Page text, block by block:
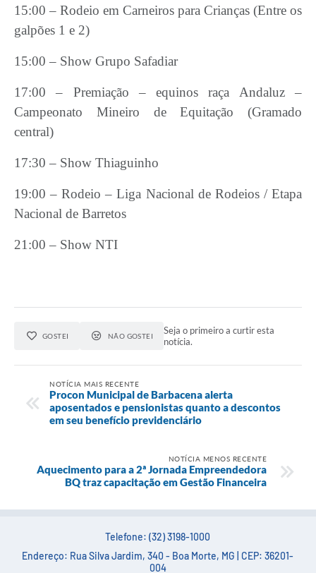
15:00 – Rodeio em Carneiros para Crianças (Entre os
galpões 1 e 2)
15:00 – Show Grupo Safadiar
17:00 – Premiação – equinos raça Andaluz –
Campeonato Mineiro de Equitação (Gramado
central)
17:30 – Show Thiaguinho
19:00 – Rodeio – Liga Nacional de Rodeios / Etapa
Nacional de Barretos
21:00 – Show NTI
GOSTEI NÃO GOSTEI
Seja o primeiro a curtir esta
notícia.
NOTÍCIA MAIS RECENTE
Procon Municipal de Barbacena alerta
aposentados e pensionistas quanto a descontos
em seu benefício previdenciário
NOTÍCIA MENOS RECENTE
Aquecimento para a 2ª Jornada Empreendedora
BQ traz capacitação em Gestão Financeira
Telefone: (32) 3198-1000
Endereço: Rua Silva Jardim, 340 - Boa Morte, MG | CEP: 36201-
004